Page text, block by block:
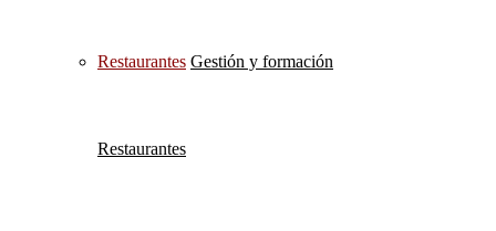
Restaurantes Gestión y formación
Restaurantes